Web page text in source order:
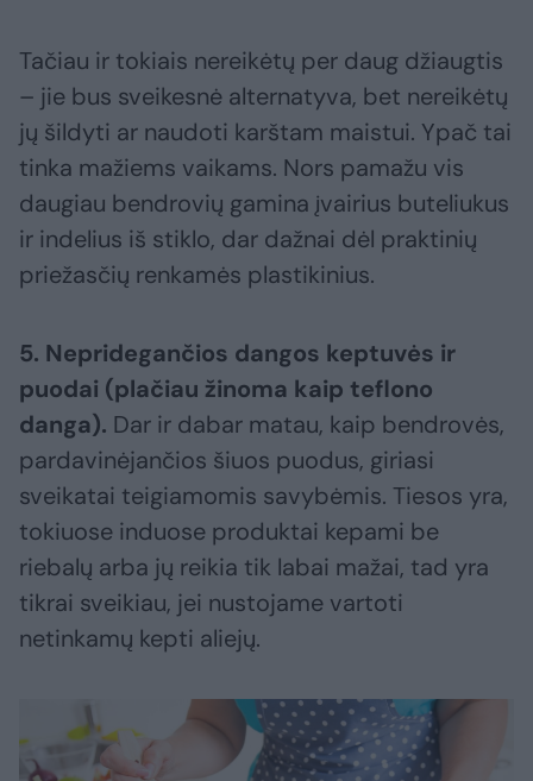
Tačiau ir tokiais nereikėtų per daug džiaugtis
– jie bus sveikesnė alternatyva, bet nereikėtų
jų šildyti ar naudoti karštam maistui. Ypač tai
tinka mažiems vaikams. Nors pamažu vis
daugiau bendrovių gamina įvairius buteliukus
ir indelius iš stiklo, dar dažnai dėl praktinių
priežasčių renkamės plastikinius.
5. Nepridegančios dangos keptuvės ir
puodai (plačiau žinoma kaip teflono
danga). Dar ir dabar matau, kaip bendrovės,
pardavinėjančios šiuos puodus, giriasi
sveikatai teigiamomis savybėmis. Tiesos yra,
tokiuose induose produktai kepami be
riebalų arba jų reikia tik labai mažai, tad yra
tikrai sveikiau, jei nustojame vartoti
netinkamų kepti aliejų.